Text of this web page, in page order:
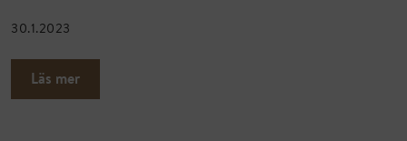
30.1.2023
Läs mer